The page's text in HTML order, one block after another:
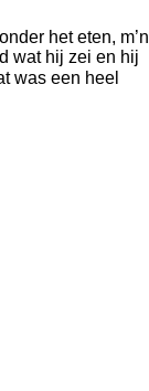
het eten, m’n
wat hij zei en hij
was een heel